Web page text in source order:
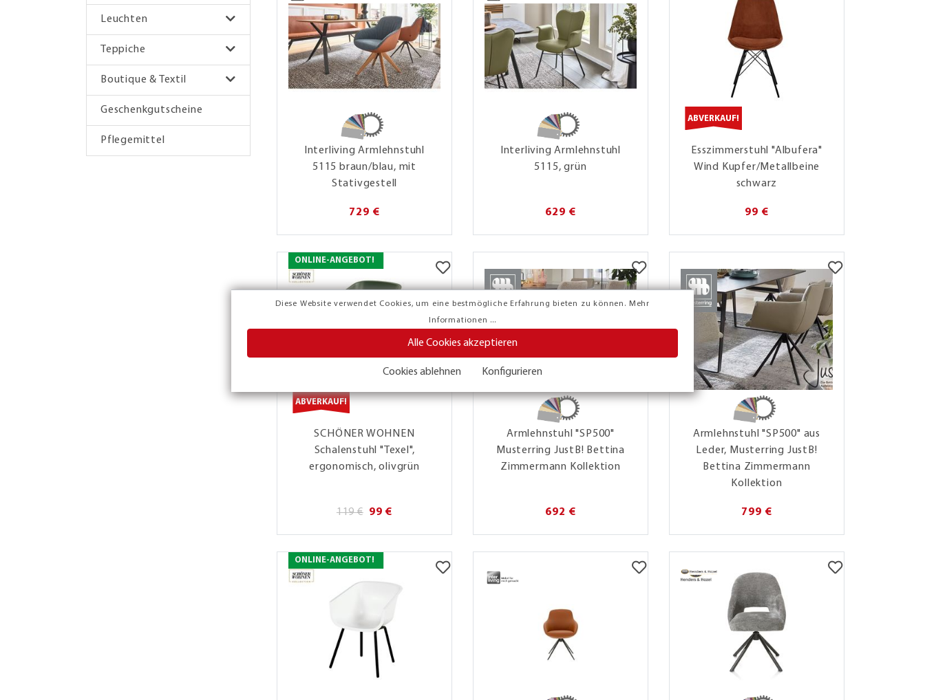
Diese Website verwendet Cookies, um eine bestmögliche Erfahrung bieten zu können. Mehr
Informationen ...
Alle Cookies akzeptieren
Cookies ablehnen Konfigurieren
Leuchten
Teppiche
Boutique & Textil
Geschenkgutscheine
Pflegemittel
Interliving Armlehnstuhl
5115 braun/blau, mit
Stativgestell
729 €
Interliving Armlehnstuhl
5115, grün
629 €
ABVERKAUF!
Esszimmerstuhl "Albufera"
Wind Kupfer/Metallbeine
schwarz
99 €
ONLINE-ANGEBOT!
ABVERKAUF!
SCHÖNER WOHNEN
Schalenstuhl "Texel",
ergonomisch, olivgrün
119 € 99 €
Armlehnstuhl "SP500"
Musterring JustB! Bettina
Zimmermann Kollektion
692 €
Armlehnstuhl "SP500" aus
Leder, Musterring JustB!
Bettina Zimmermann
Kollektion
799 €
ONLINE-ANGEBOT!